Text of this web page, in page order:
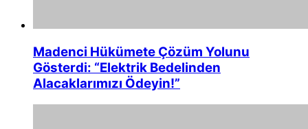
Madenci Hükümete Çözüm Yolunu
Gösterdi: “Elektrik Bedelinden
Alacaklarımızı Ödeyin!”